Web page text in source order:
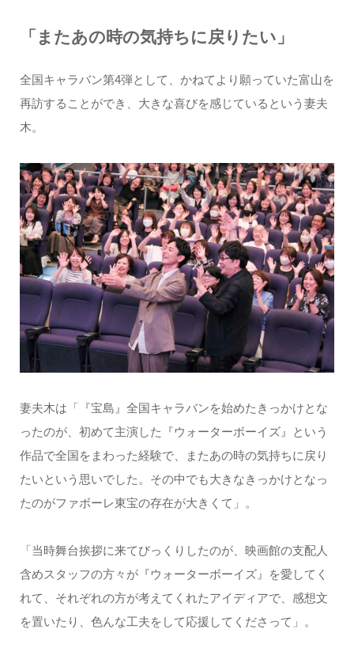
「またあの時の気持ちに戻りたい」
全国キャラバン第4弾として、かねてより願っていた富山を
再訪することができ、大きな喜びを感じているという妻夫
木。
妻夫木は「『宝島』全国キャラバンを始めたきっかけとな
ったのが、初めて主演した『ウォーターボーイズ』という
作品で全国をまわった経験で、またあの時の気持ちに戻り
たいという思いでした。その中でも大きなきっかけとなっ
たのがファボーレ東宝の存在が大きくて」。
「当時舞台挨拶に来てびっくりしたのが、映画館の支配人
含めスタッフの方々が『ウォーターボーイズ』を愛してく
れて、それぞれの方が考えてくれたアイディアで、感想文
を置いたり、色んな工夫をして応援してくださって」。